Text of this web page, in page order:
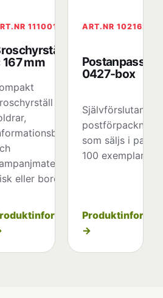
111001
230
167 mm
för
på
eller bord.
ART.NR 102162L
Postanpassad
0427-box
Självförslutande
postförpackning
som säljs i paket
100 exemplar.
→